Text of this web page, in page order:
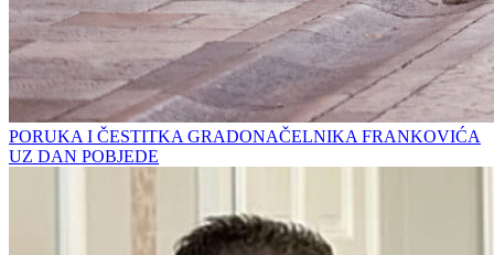
PORUKA I ČESTITKA GRADONAČELNIKA FRANKOVIĆA
UZ DAN POBJEDE